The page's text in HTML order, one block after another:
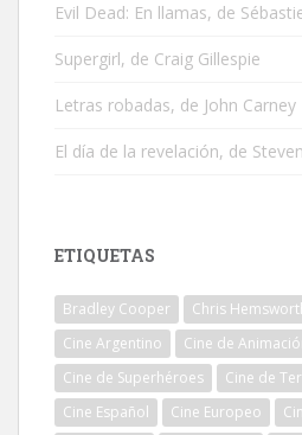
Evil Dead: En llamas, de
Supergirl, de Craig Gillespie
Letras robadas, de John Carney
El día de la revelación, de
ETIQUETAS
Bradley Cooper Chris
Cine Argentino
Cine de
Cine de Superhéroes
Cine de
Cine Español
Cine Europeo